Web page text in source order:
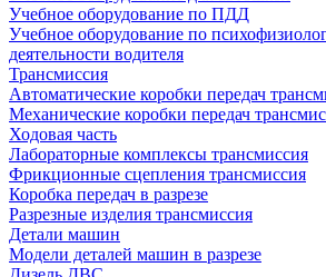
Учебное оборудование по ПДД
Учебное оборудование по
деятельности водителя
Трансмиссия
Автоматические коробки передач
Механические коробки передач
Ходовая часть
Лабораторные комплексы трансмиссия
Фрикционные сцепления трансмиссия
Коробка передач в разрезе
Разрезные изделия трансмиссия
Детали машин
Модели деталей машин в разрезе